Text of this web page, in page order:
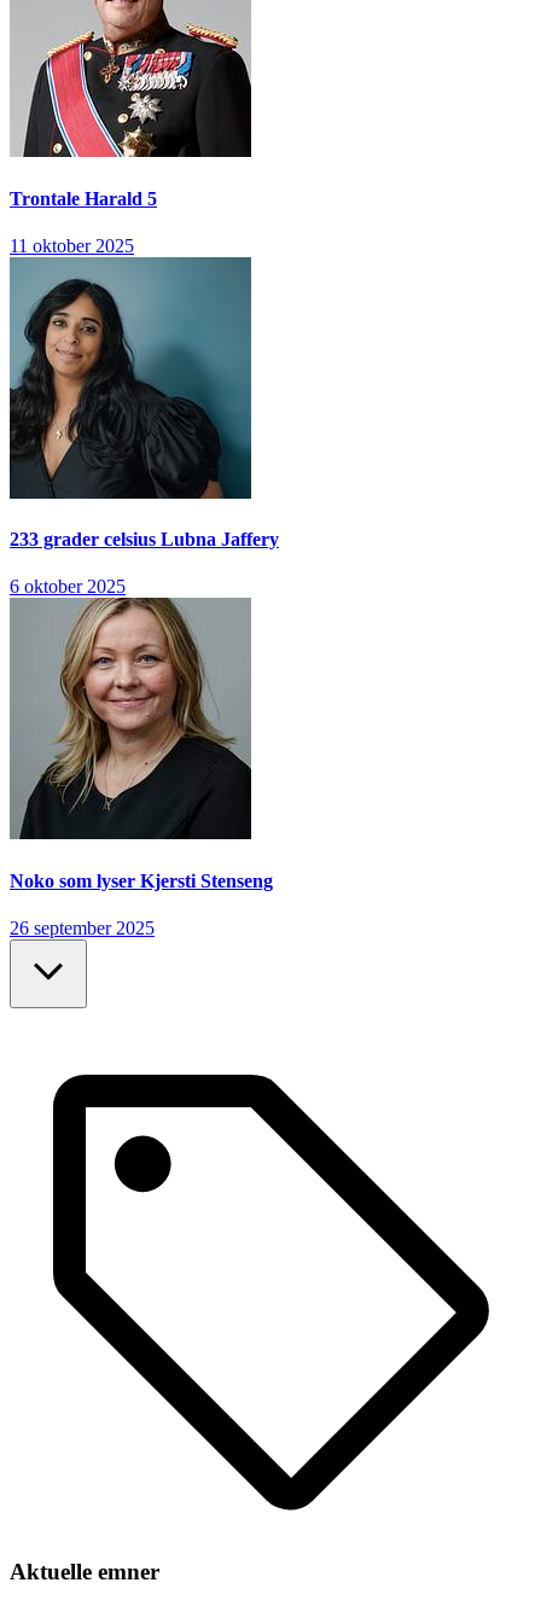
Trontale Harald 5
11 oktober 2025
233 grader celsius Lubna Jaffery
6 oktober 2025
Noko som lyser Kjersti Stenseng
26 september 2025
Aktuelle emner